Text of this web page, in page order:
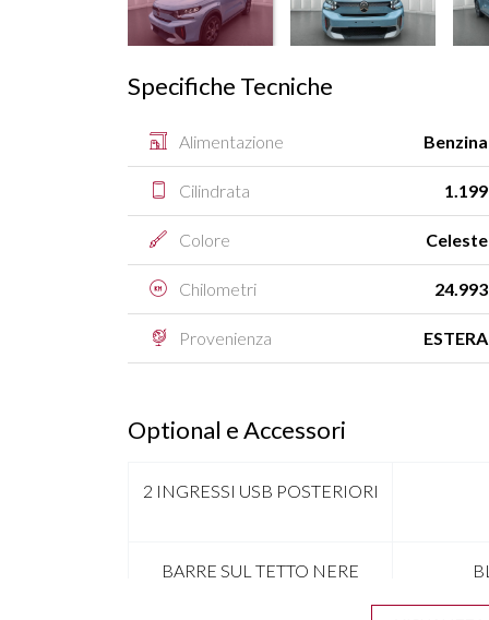
Specifiche Tecniche
Alimentazione Benzina
Cilindrata 1.199
Colore Celeste
Chilometri 24.993
Provenienza ESTERA
Optional e Accessori
2 INGRESSI USB POSTERIORI
BARRE SUL TETTO NERE